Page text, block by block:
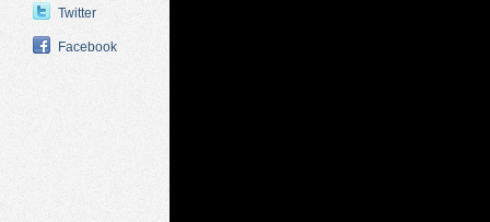
Twitter
Facebook